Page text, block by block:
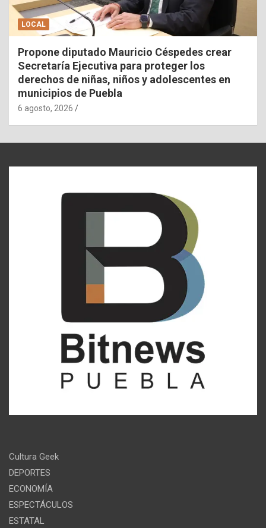
LOCAL
Propone diputado Mauricio Céspedes crear
Secretaría Ejecutiva para proteger los
derechos de niñas, niños y adolescentes en
municipios de Puebla
6 agosto, 2026
Cultura Geek
DEPORTES
ECONOMÍA
ESPECTÁCULOS
ESTATAL